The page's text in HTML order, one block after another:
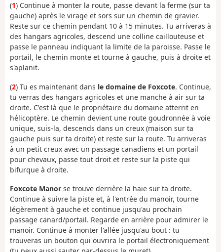
(1) Continue à monter la route, passe devant la ferme (sur ta
gauche) après le virage et sors sur un chemin de gravier.
Reste sur ce chemin pendant 10 à 15 minutes. Tu arriveras à
des hangars agricoles, descend une colline caillouteuse et
passe le panneau indiquant la limite de la paroisse. Passe le
portail, le chemin monte et tourne à gauche, puis à droite et
s'aplanit.
(2) Tu es maintenant dans le domaine de Foxcote. Continue,
tu verras des hangars agricoles et une manche à air sur ta
droite. C'est là que le propriétaire du domaine atterrit en
hélicoptère. Le chemin devient une route goudronnée à voie
unique, suis-la, descends dans un creux (maison sur ta
gauche puis sur ta droite) et reste sur la route. Tu arriveras
à un petit creux avec un passage canadiens et un portail
pour chevaux, passe tout droit et reste sur la piste qui
bifurque à droite.
Foxcote Manor se trouve derrière la haie sur ta droite.
Continue à suivre la piste et, à l'entrée du manoir, tourne
légèrement à gauche et continue jusqu'au prochain
passage canard/portail. Regarde en arrière pour admirer le
manoir. Continue à monter l'allée jusqu'au bout : tu
trouveras un bouton qui ouvrira le portail électroniquement